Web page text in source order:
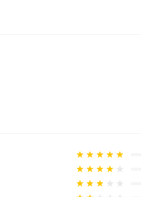
рослини.